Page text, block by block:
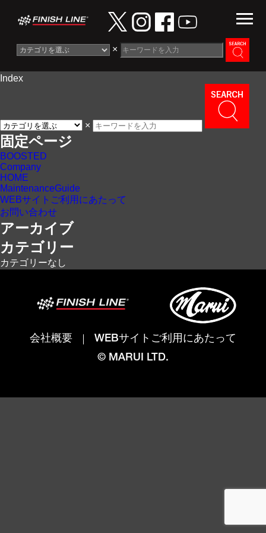
×
Information
Maintenance Guide
Contact
Index
×
固定ページ
BOOSTED
Company
HOME
MaintenanceGuide
WEBサイトご利用にあたって
お問い合わせ
アーカイブ
カテゴリー
カテゴリーなし
会社概要
WEBサイトご利用にあたって
© MARUI LTD.